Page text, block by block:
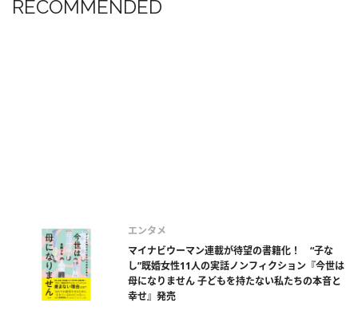
RECOMMENDED
エンタメ
マイナビウーマン連載が待望の書籍化！ “子な
し”既婚女性11人の実話ノンフィクション『今世は
母になりません 子どもを持たない私たちの本音と
幸せ』発売